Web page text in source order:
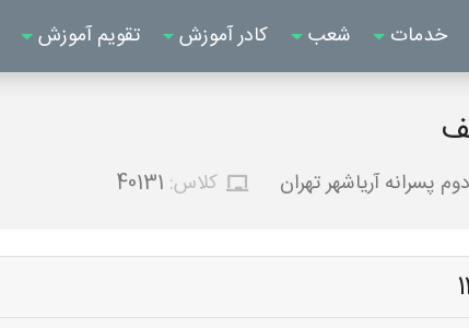
خدمات شعب کادر آموزش تقویم آموزش
پسرانه آریاشهر تهران کلاس: 40131